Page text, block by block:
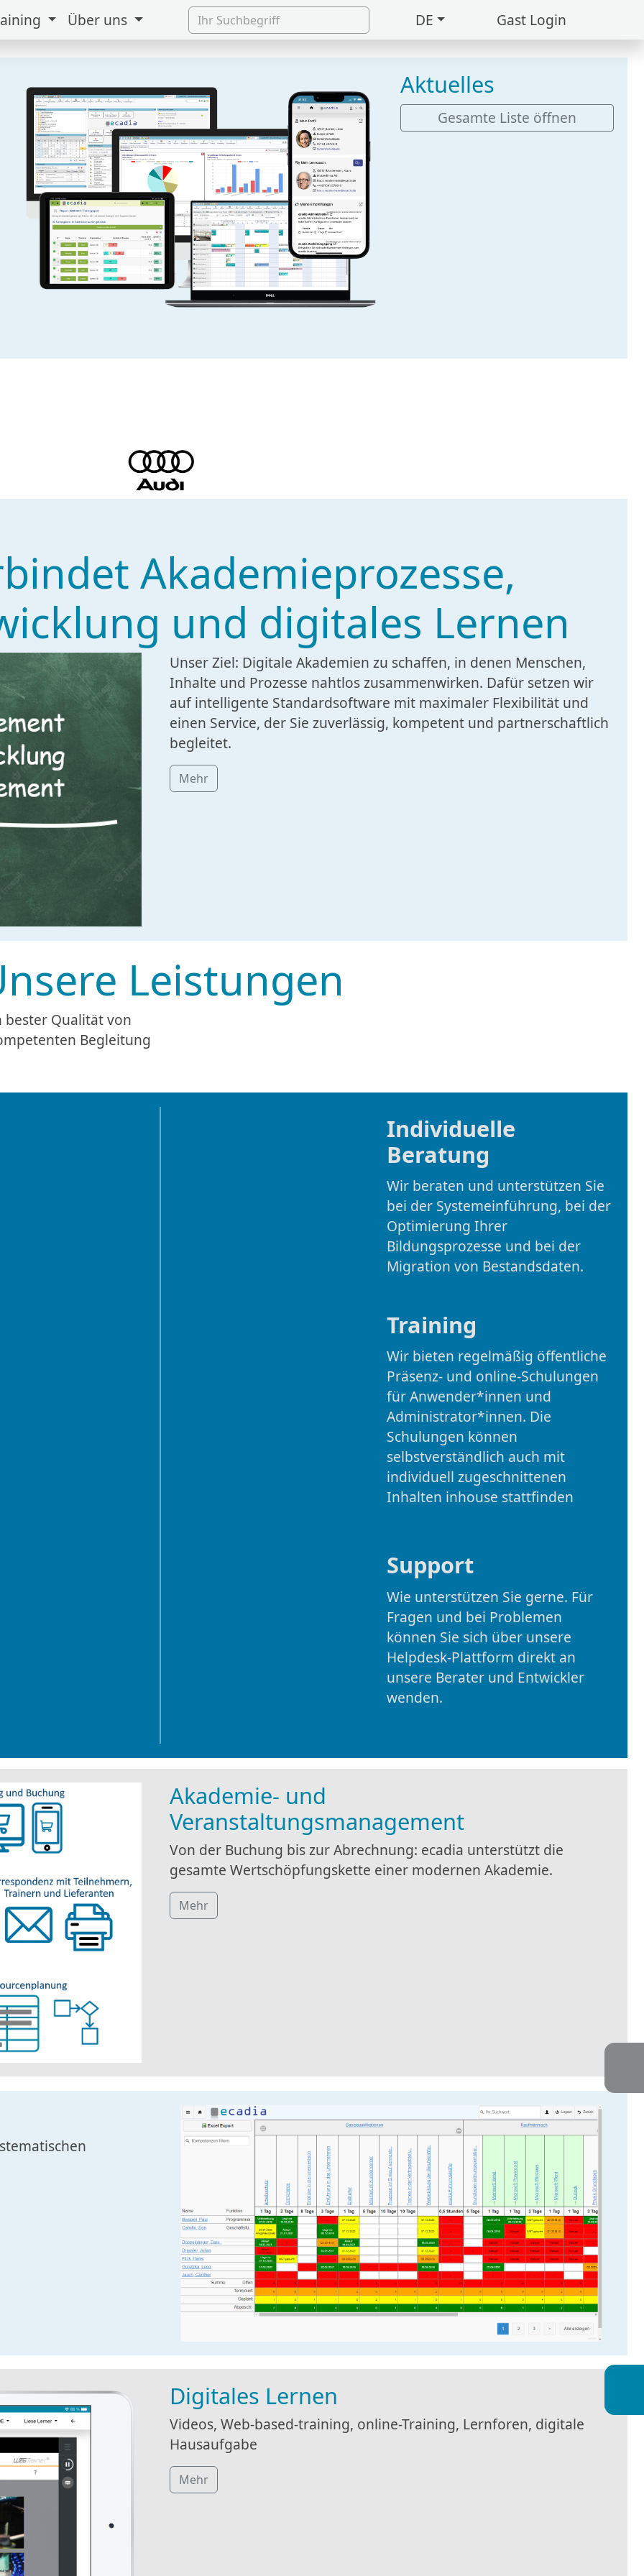
Über uns DE Gast Login
Aktuelles
Gesamte Liste öffnen
Akademieprozesse,
und digitales Lernen
Unser Ziel: Digitale Akademien zu schaffen, in denen Menschen,
Inhalte und Prozesse nahtlos zusammenwirken. Dafür setzen wir
auf intelligente Standardsoftware mit maximaler Flexibilität und
einen Service, der Sie zuverlässig, kompetent und partnerschaftlich
begleitet.
Mehr
Leistungen
Begleitung
Individuelle
Beratung
Wir beraten und unterstützen Sie
bei der Systemeinführung, bei der
Optimierung Ihrer
Bildungsprozesse und bei der
Migration von Bestandsdaten.
Wir bieten regelmäßig öffentliche
Präsenz- und online-Schulungen
für Anwender*innen und
Administrator*innen. Die
Schulungen können
selbstverständlich auch mit
individuell zugeschnittenen
Inhalten inhouse stattfinden
Wie unterstützen Sie gerne. Für
Fragen und bei Problemen
können Sie sich über unsere
Helpdesk-Plattform direkt an
unsere Berater und Entwickler
wenden.
Akademie- und
Veranstaltungsmanagement
Von der Buchung bis zur Abrechnung: ecadia unterstützt die
gesamte Wertschöpfungskette einer modernen Akademie.
Mehr
Digitales Lernen
Videos, Web-based-training, online-Training, Lernforen, digitale
Hausaufgabe
Mehr